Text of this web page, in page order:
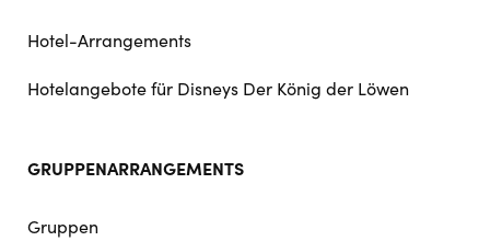
Hotel-Arrangements
Hotelangebote für Disneys Der König der Löwen
GRUPPENARRANGEMENTS
Gruppen